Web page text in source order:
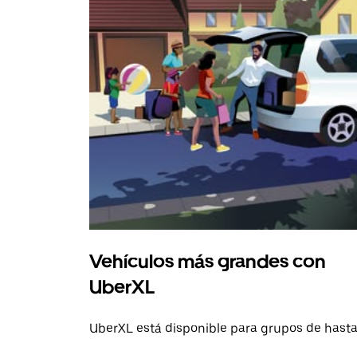
Vehículos más grandes con
UberXL
UberXL está disponible para grupos de hasta